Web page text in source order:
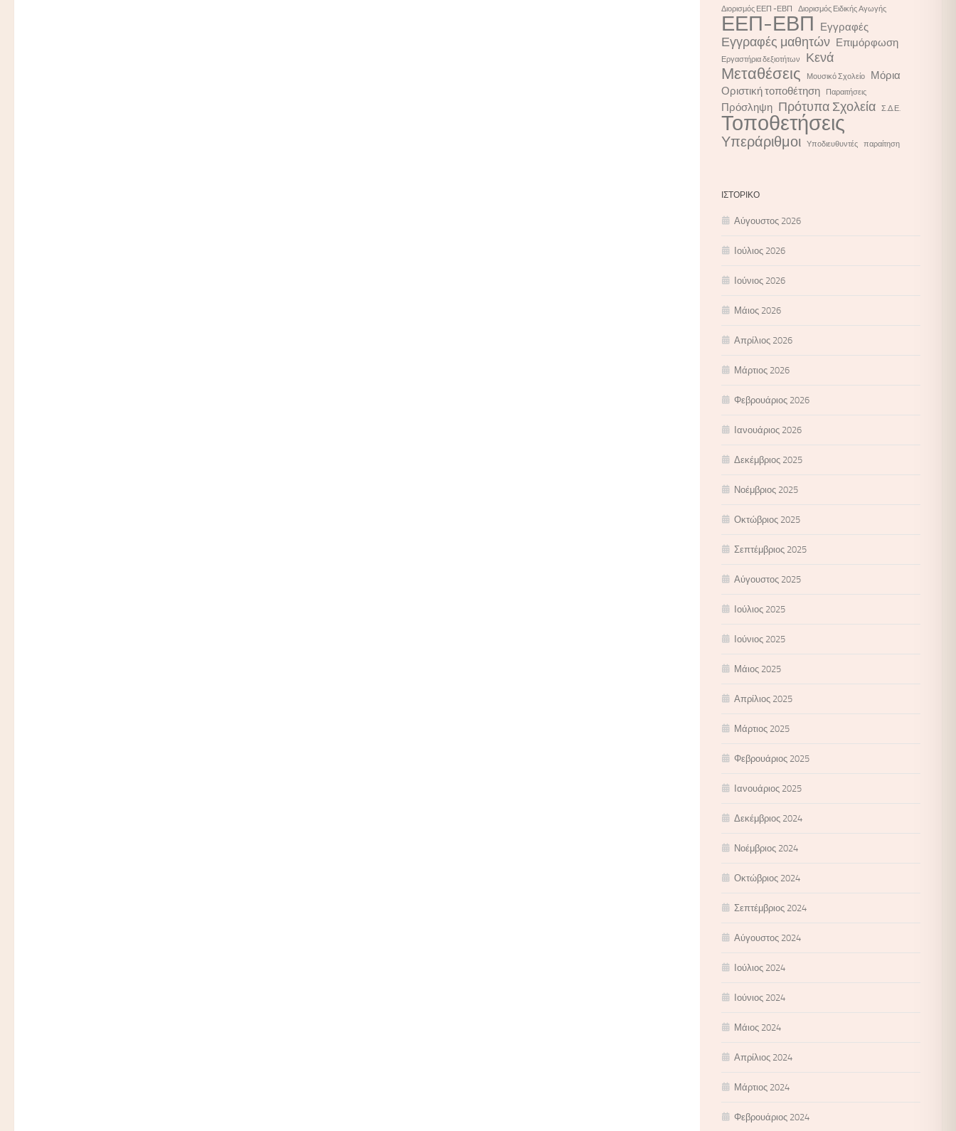
Διορισμός ΕΕΠ -ΕΒΠ
Διορισμός Ειδικής Αγωγής
ΕΕΠ-ΕΒΠ Εγγραφές
Εγγραφές μαθητών Επιμόρφωση
Εργαστήρια δεξιοτήτων Κενά
Μεταθέσεις Μουσικό Σχολείο
Μόρια
Οριστική τοποθέτηση
Παραιτήσεις
Πρόσληψη Πρότυπα Σχολεία Σ.Δ.Ε.
Τοποθετήσεις
Υπεράριθμοι Υποδιευθυντές παραίτηση
ΙΣΤΟΡΙΚΌ
Αύγουστος 2026
Ιούλιος 2026
Ιούνιος 2026
Μάιος 2026
Απρίλιος 2026
Μάρτιος 2026
Φεβρουάριος 2026
Ιανουάριος 2026
Δεκέμβριος 2025
Νοέμβριος 2025
Οκτώβριος 2025
Σεπτέμβριος 2025
Αύγουστος 2025
Ιούλιος 2025
Ιούνιος 2025
Μάιος 2025
Απρίλιος 2025
Μάρτιος 2025
Φεβρουάριος 2025
Ιανουάριος 2025
Δεκέμβριος 2024
Νοέμβριος 2024
Οκτώβριος 2024
Σεπτέμβριος 2024
Αύγουστος 2024
Ιούλιος 2024
Ιούνιος 2024
Μάιος 2024
Απρίλιος 2024
Μάρτιος 2024
Φεβρουάριος 2024